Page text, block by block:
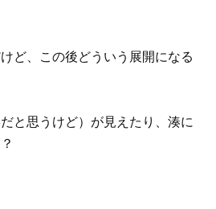
ど、この後どういう展開になる
と思うけど）が見えたり、湊に